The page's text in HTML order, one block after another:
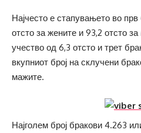
Најчесто е стапувањето во
отсто за жените и 93,2 отсто
учество од 6,3 отсто и трет
вкупниот број на склучени
мажите.
Најголем број бракови 4.263